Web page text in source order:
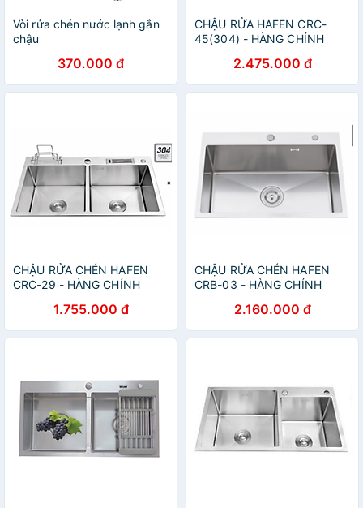
Vòi rửa chén nước lạnh gắn
chậu
370.000 đ
CHẬU RỬA HAFEN CRC-
45(304) - HÀNG CHÍNH
2.475.000 đ
CHẬU RỬA CHÉN HAFEN
CRC-29 - HÀNG CHÍNH
1.755.000 đ
CHẬU RỬA CHÉN HAFEN
CRB-03 - HÀNG CHÍNH
2.160.000 đ